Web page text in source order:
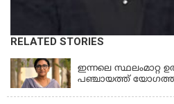
RELATED STORIES
KERALA
ഇന്നലെ സ്ഥലംമാറ്റ
പഞ്ചായത്ത്